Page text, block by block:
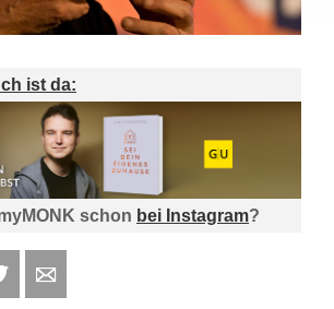
ist da:
schon bei Instagram?
Twitter